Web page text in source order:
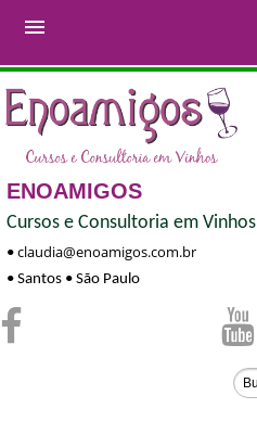

ENOAMIGOS
Cursos e Consultoria em Vinhos
• claudia@enoamigos.com.br
• Santos • São Paulo